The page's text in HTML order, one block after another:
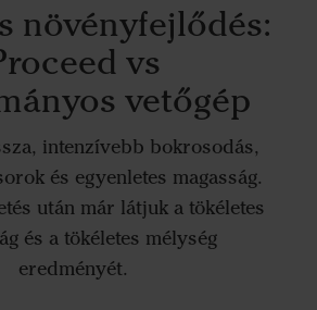
növényfejlődés:
vs
vetőgép
intenzívebb bokrosodás,
és egyenletes magasság.
után már látjuk a tökéletes
és a tökéletes mélység
eredményét.